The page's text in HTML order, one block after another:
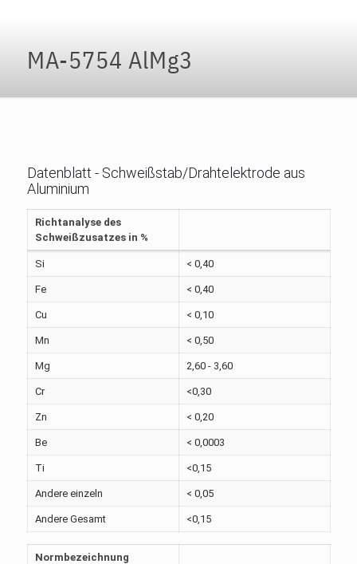
MA-5754 AlMg3
Datenblatt - Schweißstab/Drahtelektrode aus
Aluminium
Richtanalyse des
Schweißzusatzes in %
Si < 0,40
Fe < 0,40
Cu < 0,10
Mn < 0,50
Mg 2,60 - 3,60
Cr <0,30
Zn < 0,20
Be < 0,0003
Ti <0,15
Andere einzeln < 0,05
Andere Gesamt <0,15
Normbezeichnung